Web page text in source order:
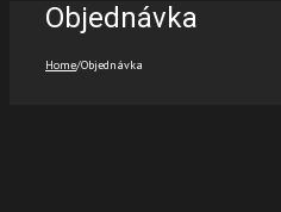
Objednávka
Home/Objednávka